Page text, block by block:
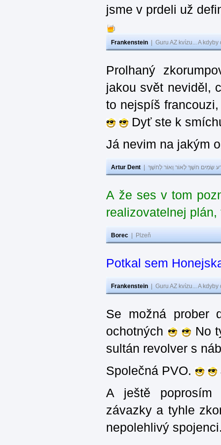
jsme v prdeli už
Frankenstein Guru AZ kvízu... A
Prolhaný
jakou svět neviděl,
to nejspíš
Dyť ste k
Já nevim na jakým
Artur Dent שָׂמִים חֹשֶׁךְ לְאוֹר וְאוֹר לְחֹשֶׁךְ
A že ses v tom
realizovatelnej
Borec Plzeň
Potkal sem
Frankenstein Guru AZ kvízu... A
Se možná prober
ochotných
No
sultán revolver s
Společná PVO.
A ještě poprosím
závazky a tyhle
nepolehlivý